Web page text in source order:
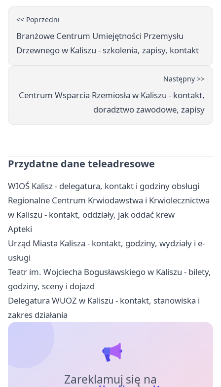
<< Poprzedni
Branżowe Centrum Umiejętności Przemysłu
Drzewnego w Kaliszu - szkolenia, zapisy, kontakt
Następny >>
Centrum Wsparcia Rzemiosła w Kaliszu - kontakt,
doradztwo zawodowe, zapisy
Przydatne dane teleadresowe
WIOŚ Kalisz - delegatura, kontakt i godziny obsługi
Regionalne Centrum Krwiodawstwa i Krwiolecznictwa
w Kaliszu - kontakt, oddziały, jak oddać krew
Apteki
Urząd Miasta Kalisza - kontakt, godziny, wydziały i e-
usługi
Teatr im. Wojciecha Bogusławskiego w Kaliszu - bilety,
godziny, sceny i dojazd
Delegatura WUOZ w Kaliszu - kontakt, stanowiska i
zakres działania
Zareklamuj się na